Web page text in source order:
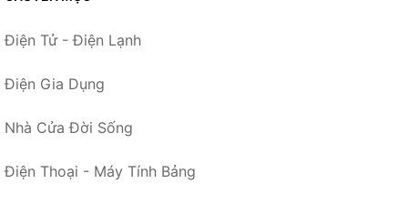
Điện Tử - Điện Lạnh
Điện Gia Dụng
Nhà Cửa Đời Sống
Điện Thoại - Máy Tính Bảng